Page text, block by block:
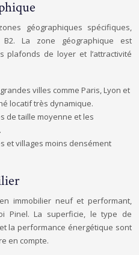
géographiques spécifiques,
La zone géographique est
plafonds de loyer et l’attractivité
villes comme Paris, Lyon et
locatif très dynamique.
de taille moyenne et les
et villages moins densément
immobilier neuf et performant,
Pinel. La superficie, le type de
la performance énergétique sont
en compte.